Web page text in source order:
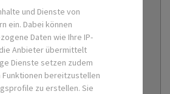
und Dienste von
ein. Dabei können
Daten wie Ihre IP-
Anbieter übermittelt
Dienste setzen zudem
Funktionen bereitzustellen
zu erstellen. Sie